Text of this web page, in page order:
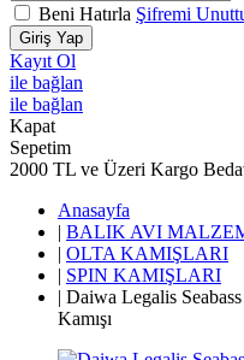
Beni Hatırla Şifremi
Giriş Yap
Kayıt Ol
ile bağlan
ile bağlan
Kapat
Sepetim
2000 TL ve Üzeri Kargo
Anasayfa
| BALIK AVI
| OLTA KAMIŞLARI
| SPIN KAMIŞLARI
| Daiwa Legalis
Kamışı